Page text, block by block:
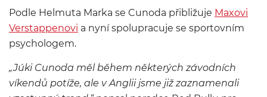
Podle Helmuta Marka se Cunoda přibližuje Maxovi
Verstappenovi a nyní spolupracuje se sportovním
psychologem.
„Júki Cunoda měl během některých závodních
víkendů potíže, ale v Anglii jsme již zaznamenali